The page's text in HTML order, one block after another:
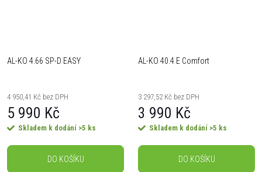
AL-KO 4.66 SP-D EASY
4 950,41 Kč bez DPH
5 990 Kč
Skladem k dodání >5 ks
DO KOŠÍKU
AL-KO 40.4 E Comfort
3 297,52 Kč bez DPH
3 990 Kč
Skladem k dodání >5 ks
DO KOŠÍKU